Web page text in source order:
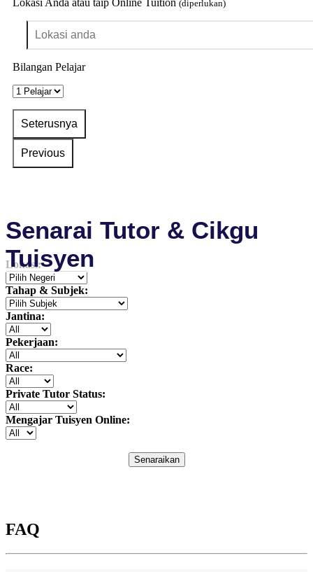
(diperlukan)
Bilangan Pelajar
Senarai Tutor & Cikgu
Tuisyen
Lokasi:
Tahap & Subjek:
Jantina:
Pekerjaan:
Race:
Private Tutor Status:
Mengajar Tuisyen Online:
Senaraikan
FAQ